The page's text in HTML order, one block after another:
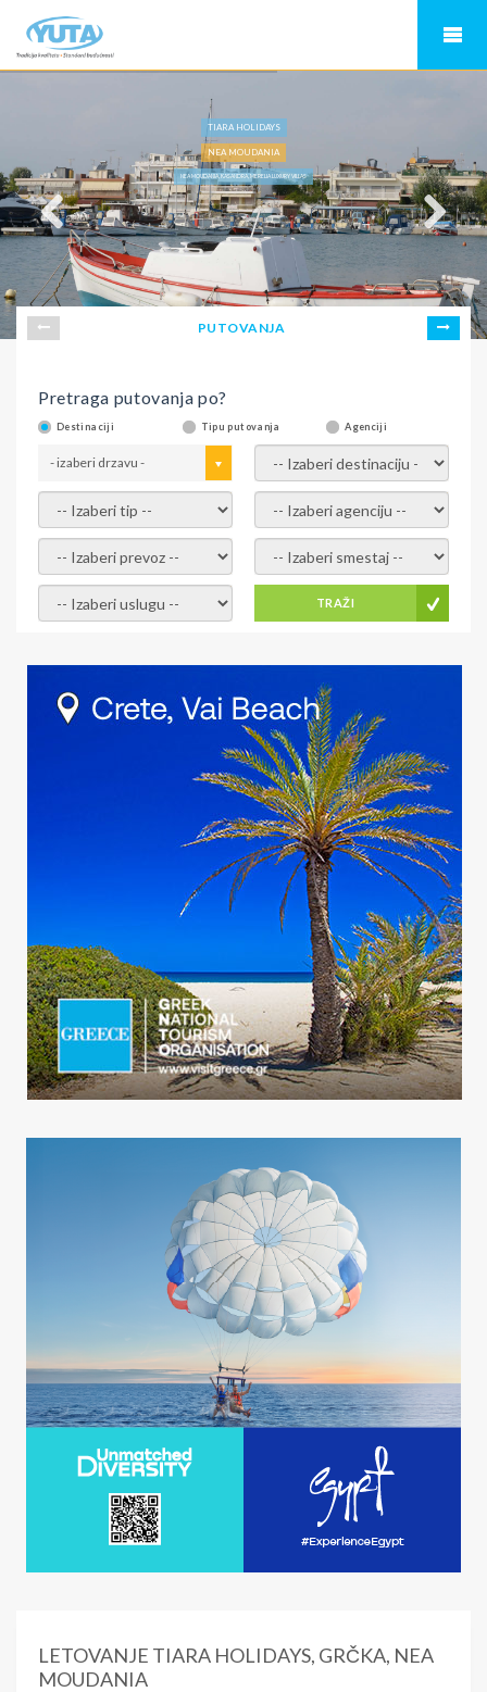
TIARA HOLIDAYS
NEA MOUDANIA
NEA MOUDANIA, KASANDRA, MERELIA LUXURY VILLAS
PUTOVANJA
Pretraga putovanja po?
Destinaciji Tipu putovanja Agenciji
- izaberi drzavu - - izaberi destinaciju -
- izaberi tip - - izaberi agenciju -
- izaberi prevoz - - Izaberite smestaj -
- Izaberite uslugu - TRAŽI
LETOVANJE TIARA HOLIDAYS, GRČKA, NEA
MOUDANIA